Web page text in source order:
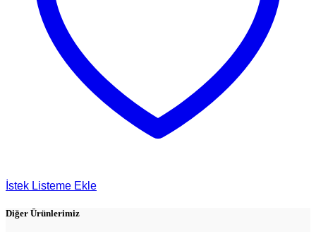
İstek Listeme Ekle
Diğer Ürünlerimiz